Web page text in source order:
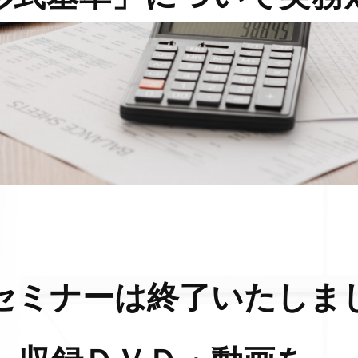
ミナーは終了いたしま